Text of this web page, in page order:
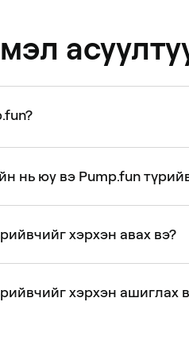
нь юу вэ Pump.fun
хэрхэн авах вэ?
хэрхэн ашиглах